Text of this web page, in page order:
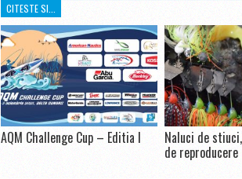
CITESTE SI...
AQM Challenge Cup – Editia I Naluci de
de reproducere